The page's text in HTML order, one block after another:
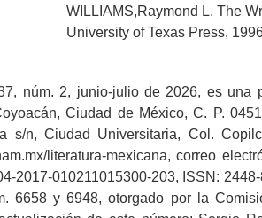
WILLIAMS,Raymond L. The
University of Texas Press,
núm. 2, junio-julio de 2026, es una
Ciudad de México, C. P.
s/n, Ciudad Universitaria, Col.
literatura-mexicana, correo
2017-010211015300-203, ISSN:
6658 y 6948, otorgado por la